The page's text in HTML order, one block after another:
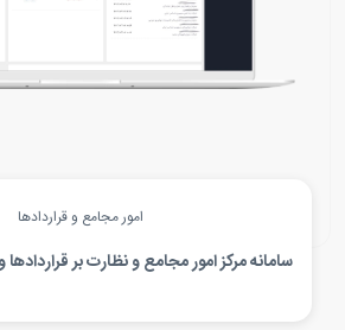
امور مجامع و قراردادها
سامانه مرکز امور مجامع و نظارت بر